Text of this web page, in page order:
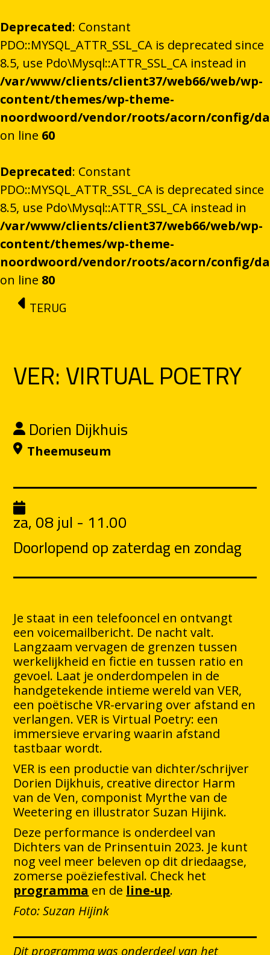
Deprecated: Constant
PDO::MYSQL_ATTR_SSL_CA is deprecated since
8.5, use Pdo\Mysql::ATTR_SSL_CA instead in
/var/www/clients/client37/web66/web/wp-
content/themes/wp-theme-
noordwoord/vendor/roots/acorn/config/
on line 60
Deprecated: Constant
PDO::MYSQL_ATTR_SSL_CA is deprecated since
8.5, use Pdo\Mysql::ATTR_SSL_CA instead in
/var/www/clients/client37/web66/web/wp-
content/themes/wp-theme-
noordwoord/vendor/roots/acorn/config/
on line 80
Ga naar de inhoud
TERUG
VER: VIRTUAL POETRY
Dorien Dijkhuis
Theemuseum
za, 08 jul - 11.00
Doorlopend op zaterdag en zondag
Je staat in een telefooncel en ontvangt
een voicemailbericht. De nacht valt.
Langzaam vervagen de grenzen tussen
werkelijkheid en fictie en tussen ratio en
gevoel. Laat je onderdompelen in de
handgetekende intieme wereld van VER,
een poëtische VR-ervaring over afstand en
verlangen. VER is Virtual Poetry: een
immersieve ervaring waarin afstand
tastbaar wordt.
VER is een productie van dichter/schrijver
Dorien Dijkhuis, creative director Harm
van de Ven, componist Myrthe van de
Weetering en illustrator Suzan Hijink.
Deze performance is onderdeel van
Dichters van de Prinsentuin 2023. Je kunt
nog veel meer beleven op dit driedaagse,
zomerse poëziefestival. Check het
programma en de line-up.
Foto: Suzan Hijink
Dit programma was onderdeel van het